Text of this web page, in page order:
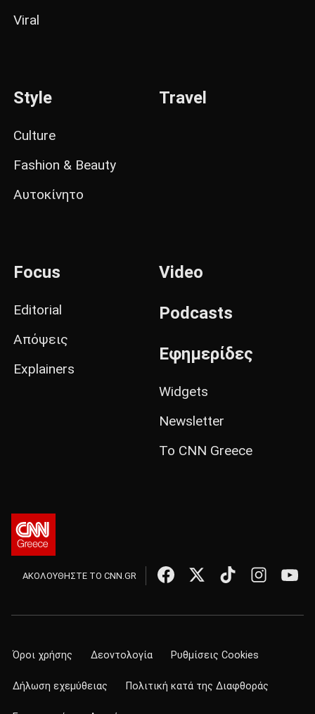
Viral
Style
Culture
Fashion & Beauty
Αυτοκίνητο
Travel
Focus
Editorial
Απόψεις
Explainers
Video
Podcasts
Εφημερίδες
Widgets
Newsletter
Το CNN Greece
ΑΚΟΛΟΥΘΗΣΤΕ ΤΟ CNN.GR
Όροι χρήσης Δεοντολογία Ρυθμίσεις Cookies
Δήλωση εχεμύθειας Πολιτική κατά της Διαφθοράς